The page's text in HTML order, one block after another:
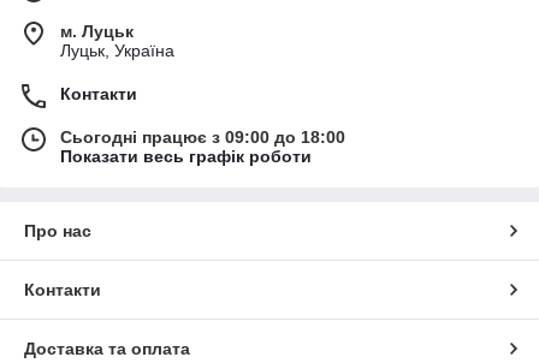
м. Луцьк
Луцьк, Україна
Контакти
Сьогодні працює з 09:00 до 18:00
Показати весь графік роботи
Про нас
Контакти
Доставка та оплата